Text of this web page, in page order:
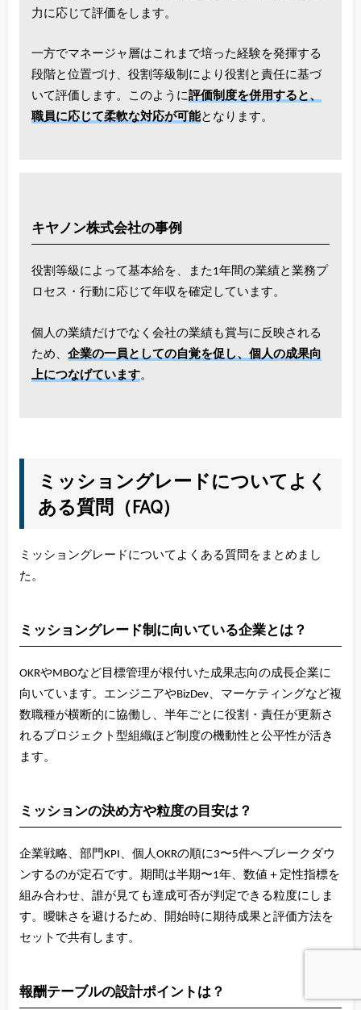
力に応じて評価をします。
一方でマネージャ層はこれまで培った経験を発揮する
段階と位置づけ、役割等級制により役割と責任に基づ
いて評価します。このように評価制度を併用すると、
職員に応じて柔軟な対応が可能となります。
キヤノン株式会社の事例
役割等級によって基本給を、また1年間の業績と業務プ
ロセス・行動に応じて年収を確定しています。
個人の業績だけでなく会社の業績も賞与に反映される
ため、企業の一員としての自覚を促し、個人の成果向
上につなげています。
ミッショングレードについてよく
ある質問（FAQ）
ミッショングレードについてよくある質問をまとめまし
た。
ミッショングレード制に向いている企業とは？
OKRやMBOなど目標管理が根付いた成果志向の成長企業に
向いています。エンジニアやBizDev、マーケティングなど複
数職種が横断的に協働し、半年ごとに役割・責任が更新さ
れるプロジェクト型組織ほど制度の機動性と公平性が活き
ます。
ミッションの決め方や粒度の目安は？
企業戦略、部門KPI、個人OKRの順に3〜5件へブレークダウ
ンするのが定石です。期間は半期〜1年、数値＋定性指標を
組み合わせ、誰が見ても達成可否が判定できる粒度にしま
す。曖昧さを避けるため、開始時に期待成果と評価方法を
セットで共有します。
報酬テーブルの設計ポイントは？